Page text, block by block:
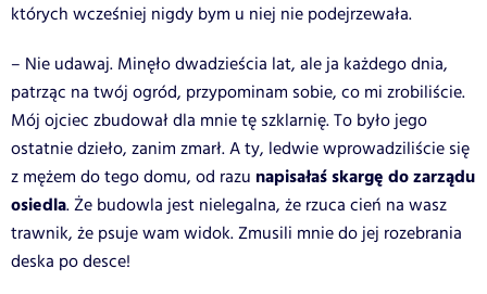
których wcześniej nigdy bym u niej nie podejrzewała.
– Nie udawaj. Minęło dwadzieścia lat, ale ja każdego dnia,
patrząc na twój ogród, przypominam sobie, co mi zrobiliście.
Mój ojciec zbudował dla mnie tę szklarnię. To było jego
ostatnie dzieło, zanim zmarł. A ty, ledwie wprowadziliście się
z mężem do tego domu, od razu napisałaś skargę do zarządu
osiedla. Że budowla jest nielegalna, że rzuca cień na wasz
trawnik, że psuje wam widok. Zmusili mnie do jej rozebrania
deska po desce!